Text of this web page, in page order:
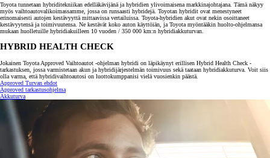
Toyota tunnetaan hybriditekniikan edelläkävijänä ja hybridien ylivoimaisena markkinajohtajana. Tämä näkyy
myös vaihtoautovalikoimassamme, jossa on runsaasti hybridejä. Toyotan hybridit ovat menestyneet
erinomaisesti autojen kestävyyttä mittaavissa vertailuissa. Toyota-hybridien akut ovat nekin osoittaneet
kestävyytensä ja toimivuutensa. Ne kestävät koko auton käyttöiän, ja Toyota myöntääkin huolto-ohjelmansa
mukaan huolletuille hybridiakuilleen 10 vuoden / 350 000 km:n hybridiakkuturvan.
HYBRID HEALTH CHECK
Jokainen Toyota Approved Vaihtoautot -ohjelman hybridi on läpikäynyt erillisen Hybrid Health Check -
tarkastuksen, jossa varmistetaan akun ja hybridijärjestelmän toimivuus sekä taataan hybridiakkuturva. Voit siis
olla varma, että hybridivaihtoautosi on luottokumppanisi vielä vuosienkin päästä.
Approved Turvan ehdot
Approved tarkastusohjelma
Akkuturva